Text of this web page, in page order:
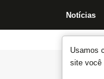
Usamos
site você
Notícias